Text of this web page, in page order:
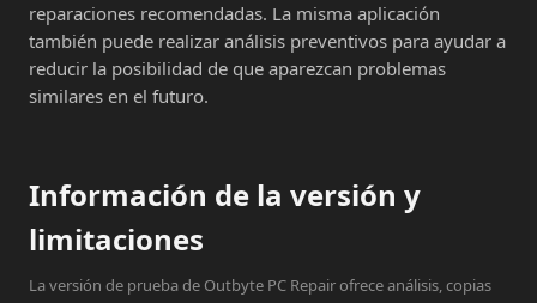
reparaciones recomendadas. La misma aplicación
también puede realizar análisis preventivos para ayudar a
reducir la posibilidad de que aparezcan problemas
similares en el futuro.
Información de la versión y
limitaciones
La versión de prueba de Outbyte PC Repair ofrece análisis, copias